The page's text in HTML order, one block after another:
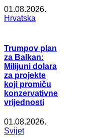
01.08.2026.
Hrvatska
Trumpov plan
za Balkan:
Milijuni dolara
za projekte
koji promiču
konzervativne
vrijednosti
01.08.2026.
Svijet